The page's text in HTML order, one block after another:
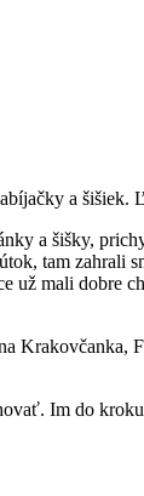
a
a šišky,
tam zahrali
mali dobre
Im do